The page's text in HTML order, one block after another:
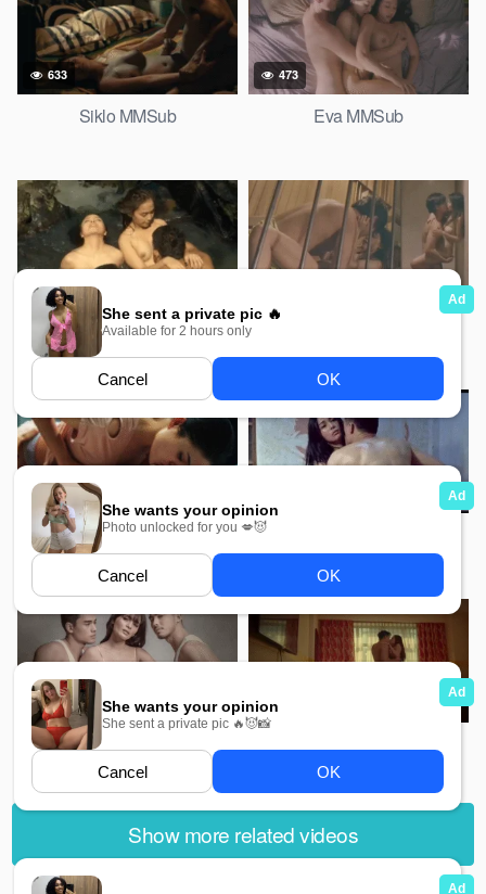
633
Siklo MMSub
473
Eva MMSub
839
Palitan MMSub A Girl and a Guy MMSub
552
RIGODON MMSub
718
Hindi Tayo Pwede MMSub
169
Ex With Benifits MMSub
Show more related videos